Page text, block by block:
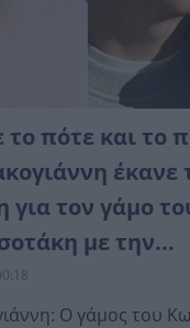
πότε και το
έκανε
τον γάμο
με την...
Ο γάμος του